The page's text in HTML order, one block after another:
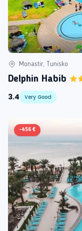
Monastir, Tunisko
Delphin Habib
3.4
Very Good
-456 €